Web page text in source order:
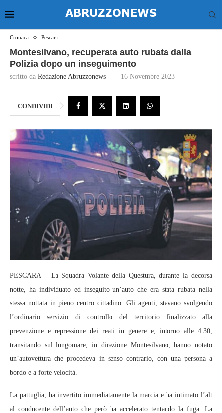
Cronaca Pescara
Montesilvano, recuperata auto rubata dalla
Polizia dopo un inseguimento
scritto da Redazione Abruzzonews 16 Novembre 2023
CONDIVIDI
PESCARA – La Squadra Volante della Questura, durante la decorsa
notte, ha individuato ed inseguito un’auto che era stata rubata nella
stessa nottata in pieno centro cittadino. Gli agenti, stavano svolgendo
l’ordinario servizio di controllo del territorio finalizzato alla
prevenzione e repressione dei reati in genere e, intorno alle 4:30,
transitando sul lungomare, in direzione Montesilvano, hanno notato
un’autovettura che procedeva in senso contrario, con una persona a
bordo e a forte velocità.
La pattuglia, ha invertito immediatamente la marcia e ha intimato l’alt
al conducente dell’auto che però ha accelerato tentando la fuga. La